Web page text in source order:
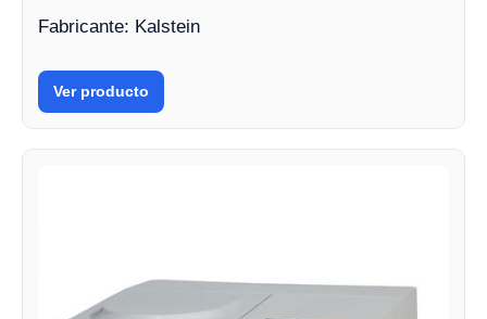
Fabricante: Kalstein
Ver producto